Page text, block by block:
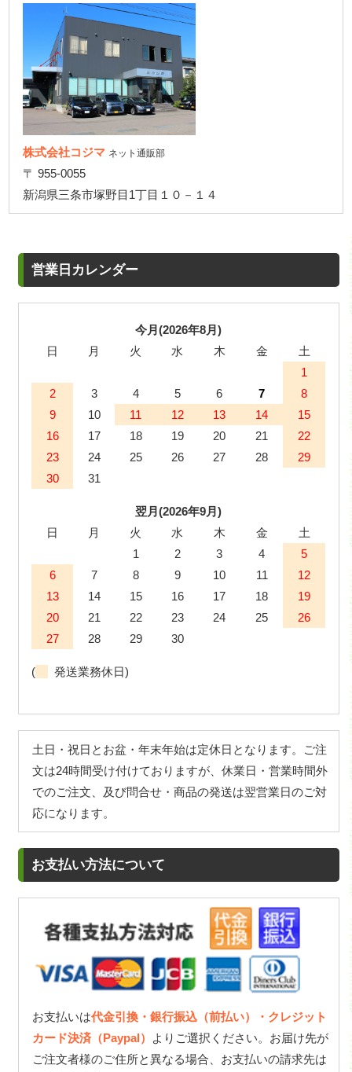
株式会社コジマ ネット通販部
〒 955-0055
新潟県三条市塚野目1丁目１０－１４
営業日カレンダー
今月(2026年8月)
日
月 火 水 木 金
土
1
2
3 4 5 6 7
8
9
10 11 12 13 14
15
16
17 18 19 20 21
22
23
24 25 26 27 28
29
30
31
翌月(2026年9月)
日
月 火 水 木 金
土
1
2 3 4
5
6
7 8 9 10 11
12
13
14 15 16 17 18
19
20
21 22 23 24 25
26
27
28 29 30
( 発送業務休日)
土日・祝日とお盆・年末年始は定休日となります。ご注
文は24時間受け付けておりますが、休業日・営業時間外
でのご注文、及び問合せ・商品の発送は翌営業日のご対
応になります。
お支払い方法について
お支払いは代金引換・銀行振込（前払い）・クレジット
カード決済（Paypal）
よりご選択ください。お届け先が
ご注文者様のご住所と異なる場合、お支払いの請求先は